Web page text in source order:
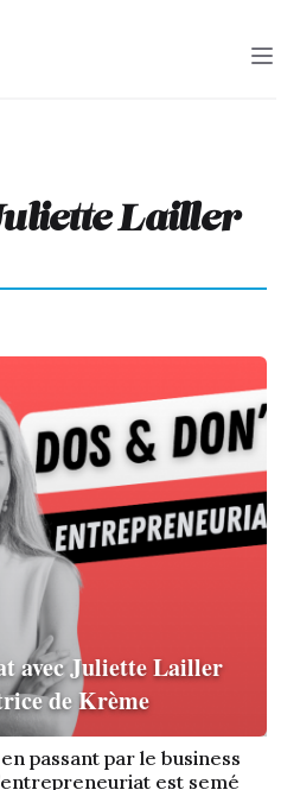
Lailler
avec Juliette Lailler
de Krème
passant par le business
est semé